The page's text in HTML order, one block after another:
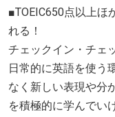
■TOEIC650点以上ほ
れる！
チェックイン・チェ
日常的に英語を使う
なく新しい表現や分
を積極的に学んでい